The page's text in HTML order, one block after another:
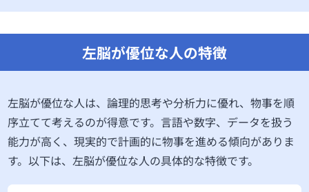
左脳が優位な人の特徴
左脳が優位な人は、論理的思考や分析力に優れ、物事を順
序立てて考えるのが得意です。言語や数字、データを扱う
能力が高く、現実的で計画的に物事を進める傾向がありま
す。以下は、左脳が優位な人の具体的な特徴です。